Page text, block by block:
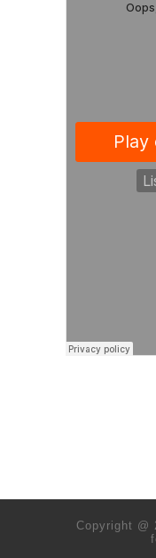
Copyright @